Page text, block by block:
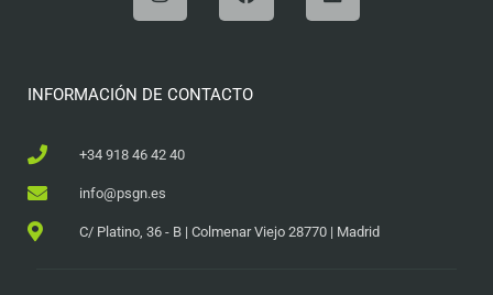
INFORMACIÓN DE CONTACTO
+34 918 46 42 40
info@psgn.es
C/ Platino, 36 - B | Colmenar Viejo 28770 | Madrid